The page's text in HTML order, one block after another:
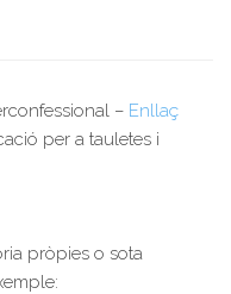
– Enllaç
per a tauletes i
pròpies o sota